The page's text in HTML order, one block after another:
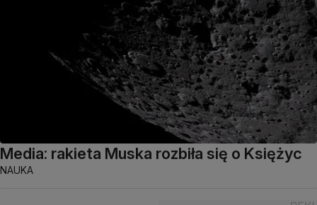
Media: rakieta Muska rozbiła się o Księżyc
NAUKA